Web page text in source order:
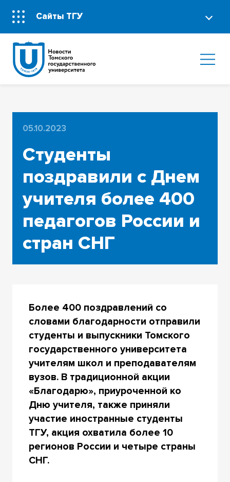
Сайты ТГУ
05.10.2023
Студенты
поздравили с Днем
учителя более 400
педагогов России и
стран СНГ
Более 400 поздравлений со
словами благодарности отправили
студенты и выпускники Томского
государственного университета
учителям школ и преподавателям
вузов. В традиционной акции
«Благодарю», приуроченной ко
Дню учителя, также приняли
участие иностранные студенты
ТГУ, акция охватила более 10
регионов России и четыре страны
СНГ.